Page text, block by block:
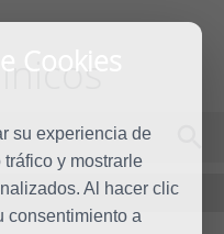
Cookies
su experiencia de
y mostrarle
Al hacer clic
consentimiento a